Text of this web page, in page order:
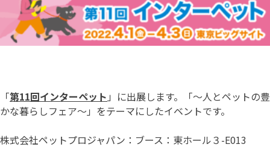
「第11回インターペット 」に出展します。「～人とペットの豊
かな暮らしフェア～」をテーマにしたイベントです。
株式会社ペットプロジャパン：ブース：東ホール３-E013